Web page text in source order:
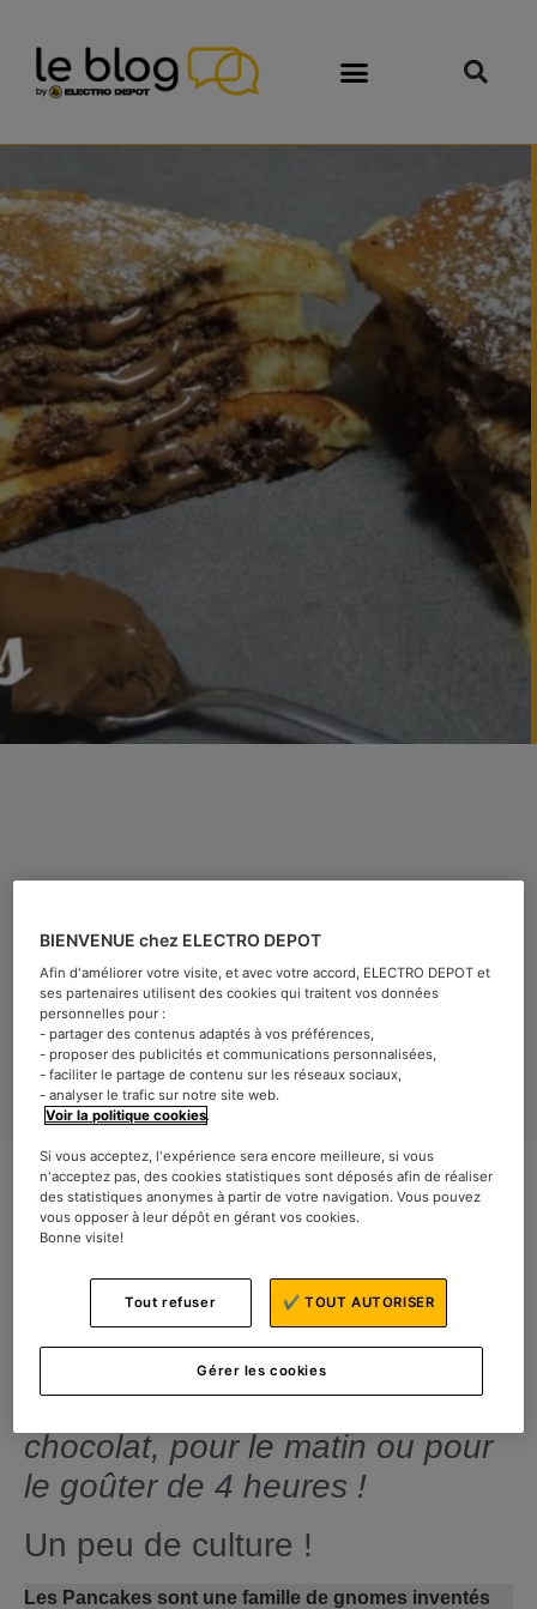
chocolat, par Pierrot
Catégorie : Recettes
Il est important de se faire plaisir
et de se concocter de bons
petits plats ! Découvrez cette
recette de pancakes au
chocolat, pour le matin ou pour
le goûter de 4 heures !
Un peu de culture !
Les Pancakes sont une famille de gnomes inventés
BIENVENUE chez ELECTRO DEPOT
Afin d'améliorer votre visite, et avec votre accord, ELECTRO DEPOT et
ses partenaires utilisent des cookies qui traitent vos données
personnelles pour :
- partager des contenus adaptés à vos préférences,
- proposer des publicités et communications personnalisées,
- faciliter le partage de contenu sur les réseaux sociaux,
- analyser le trafic sur notre site web.
Voir la politique cookies.
Si vous acceptez, l'expérience sera encore meilleure, si vous
n'acceptez pas, des cookies statistiques sont déposés afin de réaliser
des statistiques anonymes à partir de votre navigation. Vous pouvez
vous opposer à leur dépôt en gérant vos cookies.
Bonne visite!
Gérer les cookies
Tout refuser ✔ TOUT AUTORISER